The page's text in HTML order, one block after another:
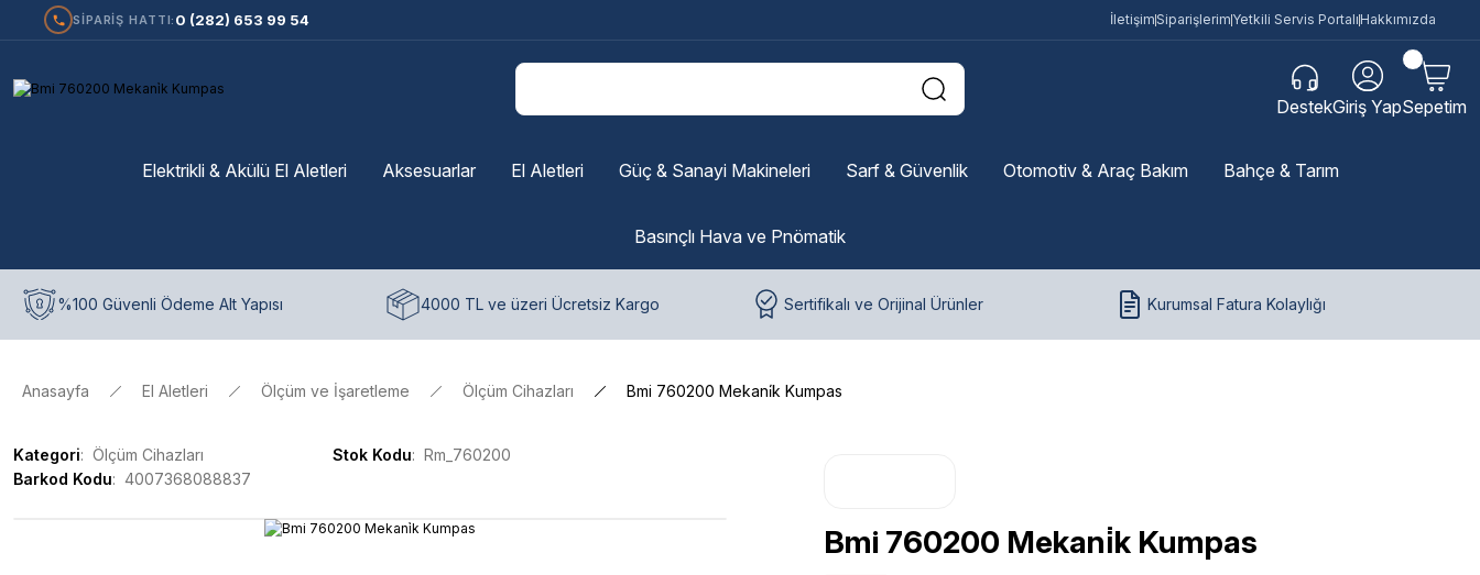
SİPARİŞ HATTI: 0 (282) 653 99 54 İletişimSiparişlerim Yetkili Servis Portalı Hakkımızda
DestekGiriş YapSepetim
Elektrikli & Akülü El Aletleri Aksesuarlar El Aletleri Güç & Sanayi Makineleri Sarf & Güvenlik Otomotiv & Araç Bakım Bahçe & Tarım
Basınçlı Hava ve Pnömatik
%100 Güvenli Ödeme Alt Yapısı 4000 TL ve üzeri Ücretsiz Kargo Sertifikalı ve Orijinal Ürünler Kurumsal Fatura Kolaylığı
Anasayfa El Aletleri Ölçüm ve İşaretleme Ölçüm Cihazları Bmi 760200 Mekani̇k Kumpas
Kategori Ölçüm Cihazları Stok Kodu
Rm_760200
Barkod Kodu
4007368088837
Bmi 760200 Mekani̇k Kumpas